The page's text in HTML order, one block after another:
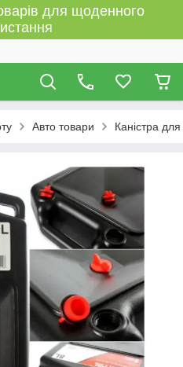
для щоденного
Авто товари Каністра